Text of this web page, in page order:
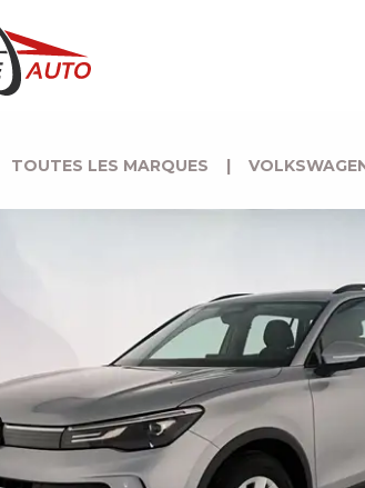
TOUTES LES MARQUES |